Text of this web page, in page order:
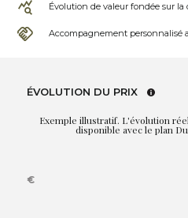
Évolution de valeur fondée sur la
Accompagnement personnalisé
ÉVOLUTION DU PRIX
Exemple illustratif. L'évolution
disponible avec le plan